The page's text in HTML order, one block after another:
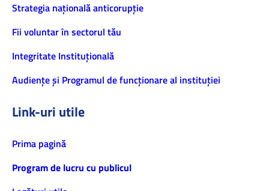
Strategia națională anticorupție
Fii voluntar în sectorul tău
Integritate Instituțională
Audiențe și Programul de funcționare al instituției
Link-uri utile
Prima pagină
Program de lucru cu publicul